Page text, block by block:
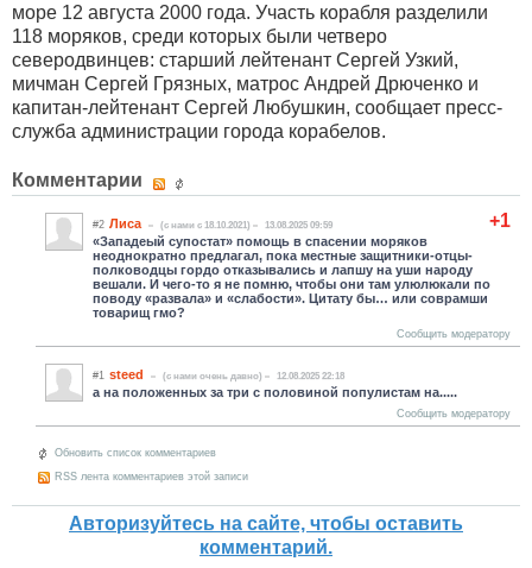
море 12 августа 2000 года. Участь корабля разделили
118 моряков, среди которых были четверо
северодвинцев: старший лейтенант Сергей Узкий,
мичман Сергей Грязных, матрос Андрей Дрюченко и
капитан-лейтенант Сергей Любушкин, сообщает пресс-
служба администрации города корабелов.
Комментарии
+1
#2 Лиса (c нами с 18.10.2021) 13.08.2025 09:59
«Западеый супостат» помощь в спасении моряков
неоднократно предлагал, пока местные защитники-отцы-
полководцы гордо отказывались и лапшу на уши народу
вешали. И чего-то я не помню, чтобы они там улюлюкали по
поводу «развала» и «слабости». Цитату бы… или соврамши
товарищ гмо?
Сообщить модератору
#1 steed (c нами очень давно) 12.08.2025 22:18
а на положенных за три с половиной популистам на.....
Сообщить модератору
Обновить список комментариев
RSS лента комментариев этой записи
Авторизуйтесь на сайте, чтобы оставить
комментарий.